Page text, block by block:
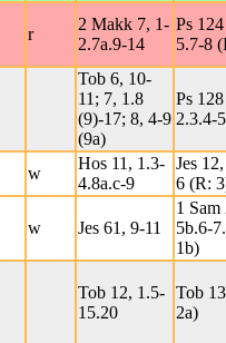
r
2 Makk 7, 1-
2.7a.9-14
Ps
5.7-8
Tob 6, 10-
11; 7, 1.8
(9)-17; 8, 4-9
(9a)
Ps
2.3.4-
w
Hos 11, 1.3-
4.8a.c-9
Jes
6 (R:
w Jes 61, 9-11
1 Sam
5b.6-
1b)
Tob 12, 1.5-
15.20
Tob
2a)